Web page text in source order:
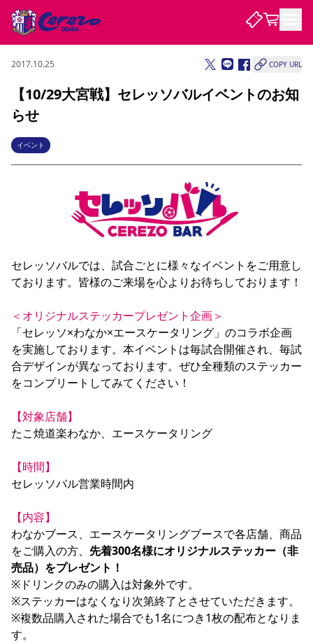
試合・チーム
試合について
試合日程 / 結果
チームについて
選手・スタッフ スケジュール メディア情報 アクセス
ハナサカプレーヤー 歴代所属選手
観戦する
チケット
販売スケジュール 価格・席種 購入方法
シーズンシート
法人シーズンシート 福祉サービス
特定興行入場券
譲渡サービス リセールサービス
初めて観戦ガイド キッズ向けサービス グルメ
マッチデープログラム
観戦マナー&ルール ビジターサポーター観戦ガイド 公式アプリ
YANMAR HANASAKA STADIUM
DAZNで観戦
DAZNで観戦
アウェイツアー
よくある質問
クラブを知る
セレッソ大阪について
シーズン記録 求人情報
サポートする
パートナー企業募集中 セレッソ大阪VISAカード
サポートスタッフ
Lise（ライセンスビジネス）
サステナビリティ
サステナビリティポリシー SDGsのゴール
インパクトレポート
活動レポート SPORT POSITIVE LEAGUES 取り組み実績
スポーツクラブ
長居公園
セレッソスポーツパーク舞洲
ファンクラブ
ファンクラブ
SAKURA SOCIO 招待券引換方法 まいセレチケット 会員規定
ニュース
すべて チーム グッズ チケット イベント
ファンクラブ
ホームタウン
パートナー スポーツクラブ メディア 30周年
アカデミー
2017.10.25 COPY URL
【10/29大宮戦】セレッソバルイベントのお知
らせ
イベント
セレッソバルでは、試合ごとに様々なイベントをご用意し
ております。皆様のご来場を心よりお待ちしております！
＜オリジナルステッカープレゼント企画＞
「セレッソ×わなか×エースケータリング」のコラボ企画
を実施しております。本イベントは毎試合開催され、毎試
合デザインが異なっております。ぜひ全種類のステッカー
【対象店舗】
たこ焼道楽わなか、エースケータリング
【時間】
セレッソバル営業時間内
【内容】
わなかブース、エースケータリングブースで各店舗、商品
をご購入の方、 先着300名様にオリジナルステッカー（非
売品）をプレゼント！
※ドリンクのみの購入は対象外です。
※ステッカーはなくなり次第終了とさせていただきます。
※複数品購入された場合でも1名につき1枚の配布となりま